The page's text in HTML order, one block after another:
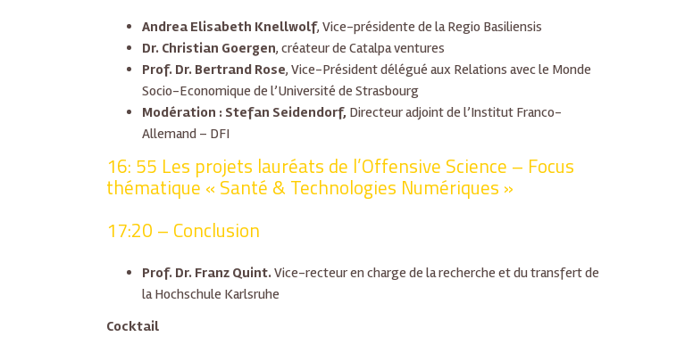
Andrea Elisabeth Knellwolf, Vice-présidente de la Regio Basiliensis
Dr. Christian Goergen, créateur de Catalpa ventures
Prof. Dr. Bertrand Rose, Vice-Président délégué aux Relations avec le Monde
Socio-Economique de l’Université de Strasbourg
Modération : Stefan Seidendorf, Directeur adjoint de l’Institut Franco-
Allemand – DFI
16: 55 Les projets lauréats de l’Offensive Science – Focus
thématique « Santé & Technologies Numériques »
17:20 – Conclusion
Prof. Dr. Franz Quint. Vice-recteur en charge de la recherche et du transfert de
la Hochschule Karlsruhe
Cocktail